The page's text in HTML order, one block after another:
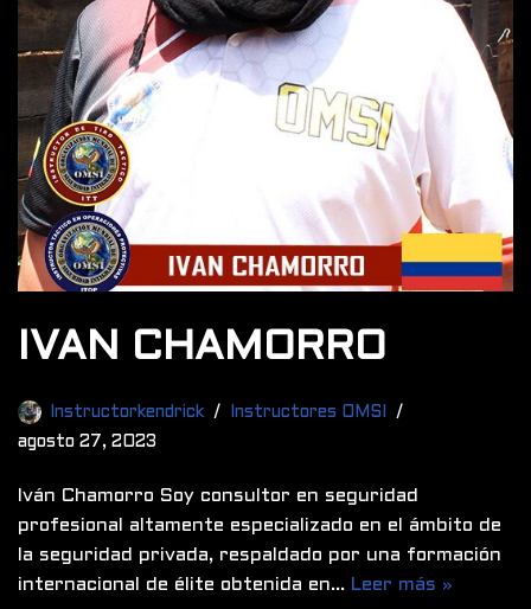
IVAN CHAMORRO
Instructorkendrick
Instructores OMSI
agosto 27, 2023
Iván Chamorro Soy consultor en seguridad
profesional altamente especializado en el ámbito de
la seguridad privada, respaldado por una formación
internacional de élite obtenida en… Leer más »